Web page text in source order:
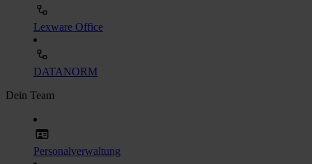
Lexware Office
DATANORM
Dein Team
Personalverwaltung